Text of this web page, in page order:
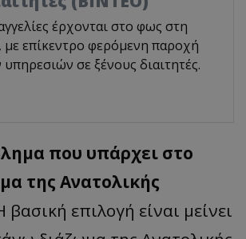
έρχονται στο φως στη
με επίκεντρο φερόμενη παροχή
σε ξένους διαιτητές.
που υπάρχει στο
της Ανατολικής
βασική επιλογή είναι μείνει